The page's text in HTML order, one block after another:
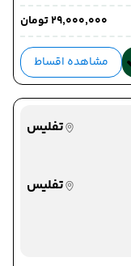
۲۹٬۰۰۰٬۰۰۰ تومان
مشاهده اقساط
تفلیس
تفلیس